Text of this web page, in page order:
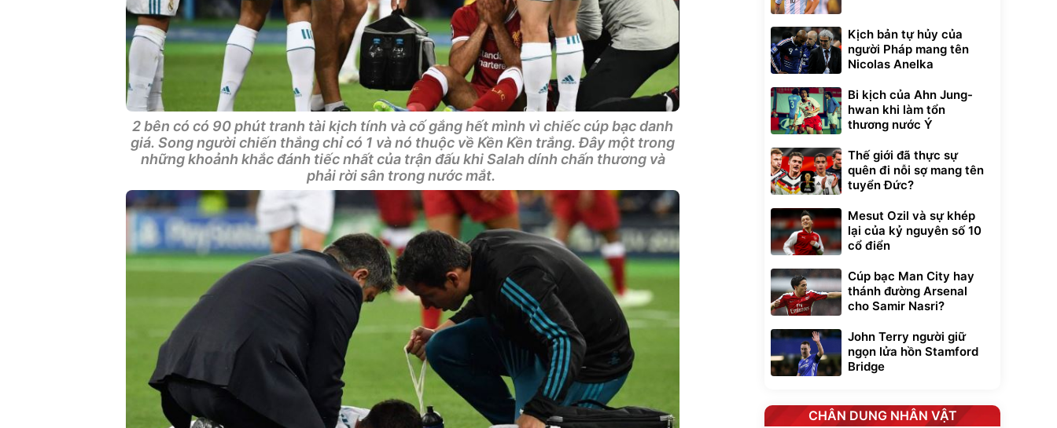
2 bên có có 90 phút tranh tài kịch tính và cố gắng hết mình vì chiếc cúp bạc danh
giá. Song người chiến thắng chỉ có 1 và nó thuộc về Kền Kền trắng. Đây một trong
những khoảnh khắc đánh tiếc nhất của trận đấu khi Salah dính chấn thương và
phải rời sân trong nước mắt.
Kịch bản tự hủy của
người Pháp mang tên
Nicolas Anelka
Bi kịch của Ahn Jung-
hwan khi làm tổn
thương nước Ý
Thế giới đã thực sự
quên đi nỗi sợ mang tên
tuyển Đức?
Mesut Ozil và sự khép
lại của kỷ nguyên số 10
cổ điển
Cúp bạc Man City hay
thánh đường Arsenal
cho Samir Nasri?
John Terry người giữ
ngọn lửa hồn Stamford
Bridge
CHÂN DUNG NHÂN VẬT